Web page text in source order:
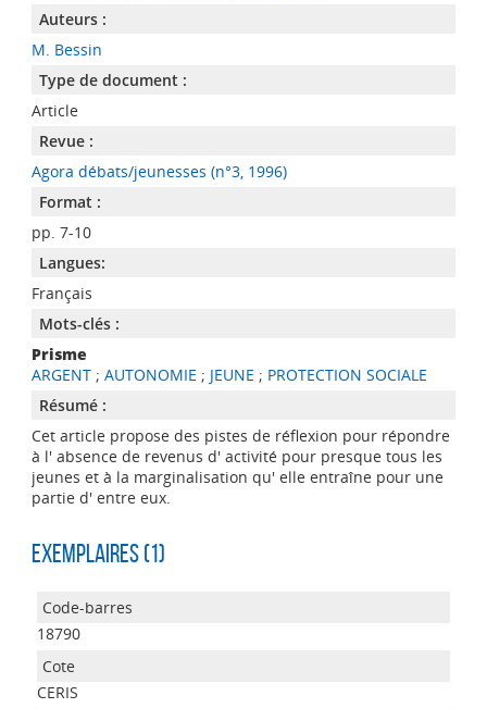
Auteurs :
M. Bessin
Type de document :
Article
Revue :
Agora débats/jeunesses (n°3, 1996)
Format :
pp. 7-10
Langues:
Français
Mots-clés :
Prisme
ARGENT; AUTONOMIE ; JEUNE ; PROTECTION SOCIALE
Résumé :
Cet article propose des pistes de réflexion pour répondre
à l' absence de revenus d' activité pour presque tous les
jeunes et à la marginalisation qu' elle entraîne pour une
partie d' entre eux.
Exemplaires (1)
18790
CERIS